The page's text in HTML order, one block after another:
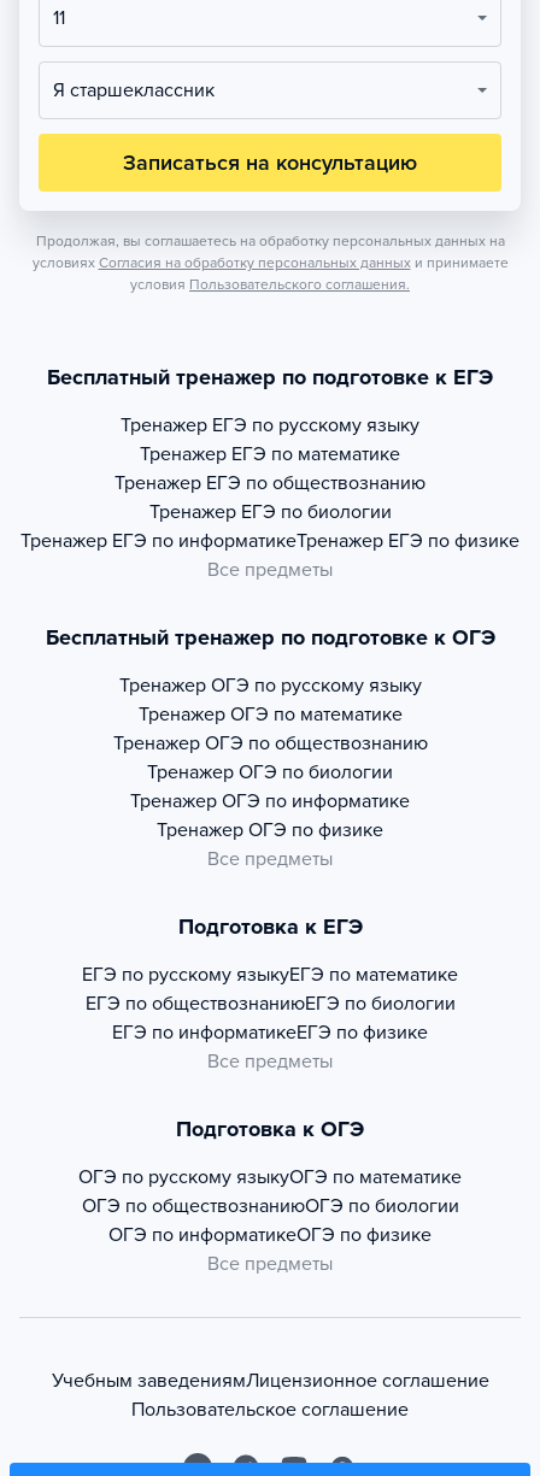
11
Я старшеклассник
Записаться на консультацию
Продолжая, вы соглашаетесь на обработку персональных данных на
условиях Согласия на обработку персональных данных и принимаете
условия Пользовательского соглашения.
Бесплатный тренажер по подготовке к ЕГЭ
Тренажер ЕГЭ по русскому языку
Тренажер ЕГЭ по математике
Тренажер ЕГЭ по обществознанию
Тренажер ЕГЭ по биологии
Тренажер ЕГЭ по информатикеТренажер ЕГЭ по физике
Все предметы
Бесплатный тренажер по подготовке к ОГЭ
Тренажер ОГЭ по русскому языку
Тренажер ОГЭ по математике
Тренажер ОГЭ по обществознанию
Тренажер ОГЭ по биологии
Тренажер ОГЭ по информатике
Тренажер ОГЭ по физике
Все предметы
Подготовка к ЕГЭ
ЕГЭ по русскому языкуЕГЭ по математике
ЕГЭ по обществознаниюЕГЭ по биологии
ЕГЭ по информатикеЕГЭ по физике
Все предметы
Подготовка к ОГЭ
ОГЭ по русскому языкуОГЭ по математике
ОГЭ по обществознаниюОГЭ по биологии
ОГЭ по информатикеОГЭ по физике
Все предметы
Учебным заведениямЛицензионное соглашение
Пользовательское соглашение